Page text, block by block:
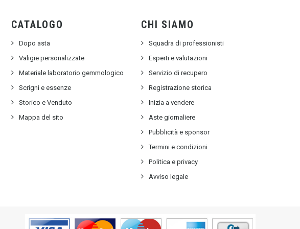
CATALOGO
Dopo asta
Valigie personalizzate
Materiale laboratorio gemmologico
Scrigni e essenze
Storico e Venduto
Mappa del sito
CHI SIAMO
Squadra di professionisti
Esperti e valutazioni
Servizio di recupero
Registrazione storica
Inizia a vendere
Aste giornaliere
Pubblicità e sponsor
Termini e condizioni
Politica e privacy
Avviso legale